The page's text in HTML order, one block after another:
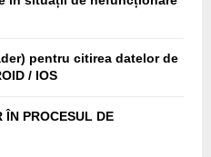
pentru citirea datelor de
/ IOS
ÎN PROCESUL DE